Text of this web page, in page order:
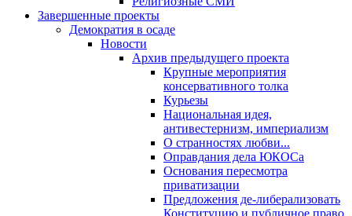
Завершенные проекты
Демократия в осаде
Новости
Архив предыдущего проекта
Крупные мероприятия
консервативного толка
Курьезы
Национальная идея,
антивестернизм, империализм
О странностях любви...
Оправдания дела ЮКОСа
Основания пересмотра
приватизации
Предложения де-либерализовать